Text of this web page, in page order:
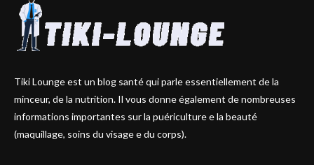
Tiki Lounge est un blog santé qui parle essentiellement de la
minceur, de la nutrition. Il vous donne également de nombreuses
informations importantes sur la puériculture e la beauté
(maquillage, soins du visage e du corps).